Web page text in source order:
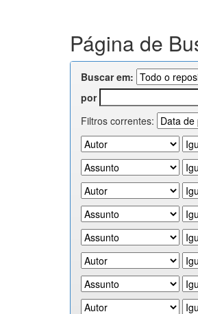
Página de
Buscar em:
por
Filtros correntes: